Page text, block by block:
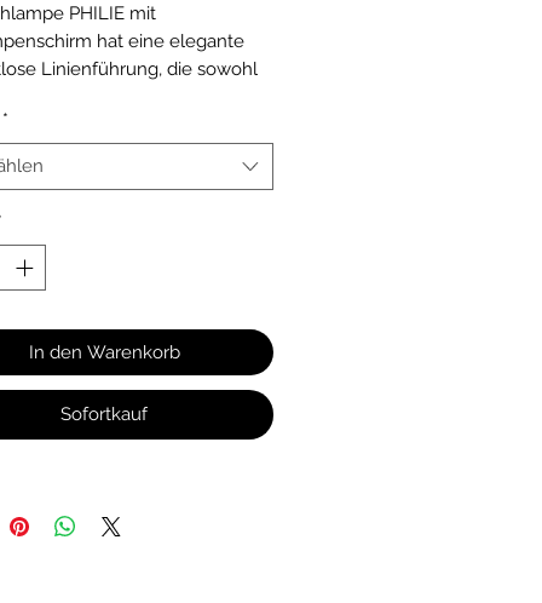
PHILIE mit
hat eine elegante
Linienführung, die sowohl
Einrichtungsstil Ihrer
*
In den Warenkorb
Sofortkauf